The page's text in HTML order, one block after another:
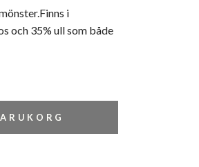
i
och 35% ull som både